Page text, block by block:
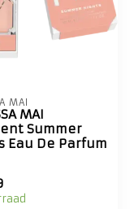
MAI
MAI
Summer
Eau De Parfum